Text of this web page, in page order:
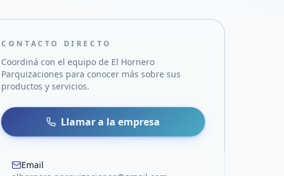
WhatsApp
mail
CONTACTO DIRECTO
Coordiná con el equipo de El Hornero
Parquizaciones para conocer más sobre sus
productos y servicios.
Llamar a la empresa
Email